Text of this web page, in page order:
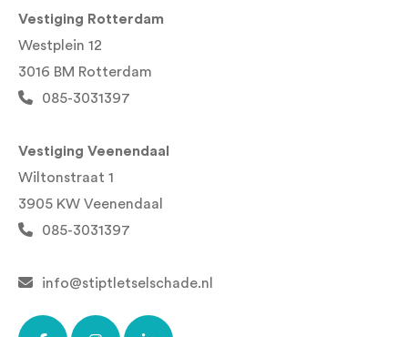
Vestiging Rotterdam
Westplein 12
3016 BM Rotterdam
085-3031397
Vestiging Veenendaal
Wiltonstraat 1
3905 KW Veenendaal
085-3031397
info@stiptletselschade.nl